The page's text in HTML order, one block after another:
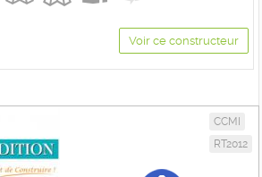
Voir ce constructeur
CCMI
RT2012